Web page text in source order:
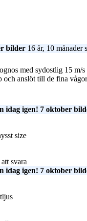
bilder 16 år, 10 månader
med sydostlig 15 m/
anslöt till de fina
idag igen! 7 oktober
size
svara
idag igen! 7 oktober